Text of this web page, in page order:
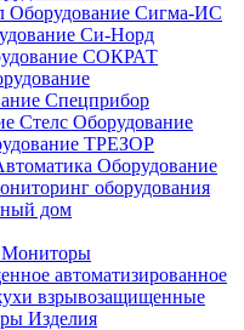
Оборудование Сигма-ИС
Си-Норд
СОКРАТ
Спецприбор
Стелс Оборудование
ТРЕЗОР
Оборудование
оборудования
дом
Мониторы
автоматизированное
взрывозащищенные
Изделия